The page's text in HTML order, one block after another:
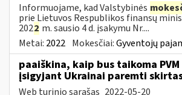
Informuojame, kad Valstybinės
prie Lietuvos Respublikos finansų
2022 m. sausio 4 d. įsakymu Nr....
Metai: 2022 Mokesčiai:Gyventojų
paaiškina, kaip bus taikoma
įsigyjant Ukrainai paremti
Web turinio sąrašas 2022-05-20